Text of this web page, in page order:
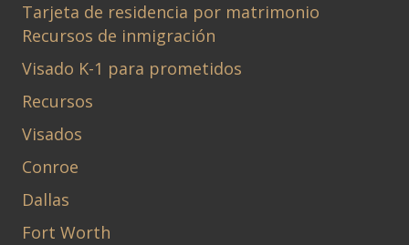
Tarjeta de residencia por matrimonio
Recursos de inmigración
Visado K-1 para prometidos
Recursos
Visados
Conroe
Dallas
Fort Worth